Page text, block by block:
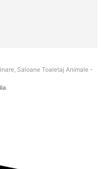
Saloane Toaletaj Animale -